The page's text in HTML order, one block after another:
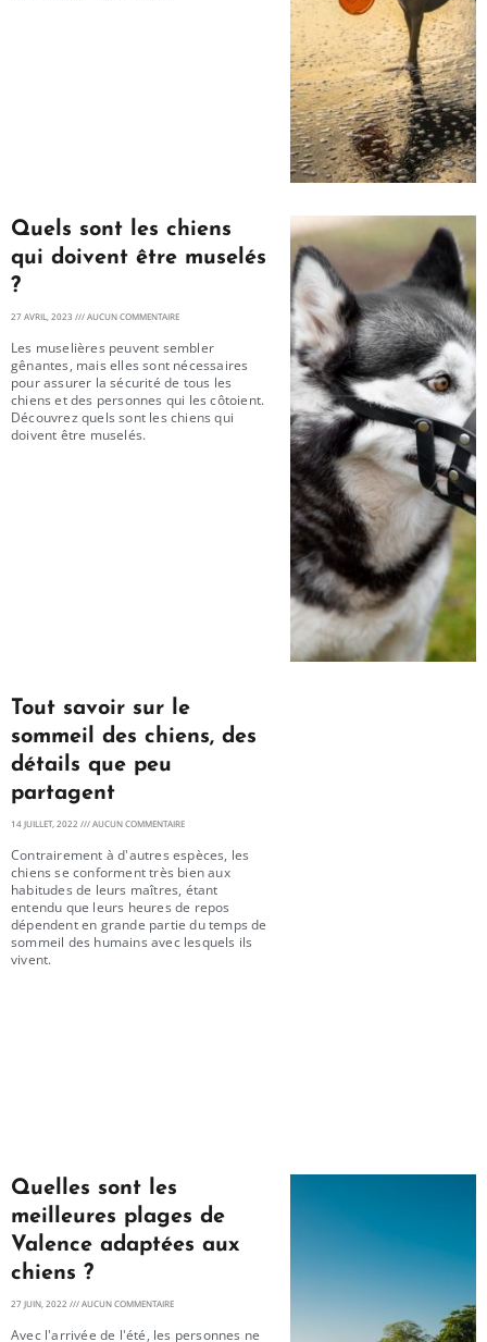
Quels sont les chiens
qui doivent être muselés
?
27 AVRIL, 2023 AUCUN COMMENTAIRE
Les muselières peuvent sembler
gênantes, mais elles sont nécessaires
pour assurer la sécurité de tous les
chiens et des personnes qui les côtoient.
Découvrez quels sont les chiens qui
doivent être muselés.
Tout savoir sur le
sommeil des chiens, des
détails que peu
partagent
14 JUILLET, 2022 AUCUN COMMENTAIRE
Contrairement à d'autres espèces, les
chiens se conforment très bien aux
habitudes de leurs maîtres, étant
entendu que leurs heures de repos
dépendent en grande partie du temps de
sommeil des humains avec lesquels ils
vivent.
Quelles sont les
meilleures plages de
Valence adaptées aux
chiens ?
27 JUIN, 2022 AUCUN COMMENTAIRE
Avec l'arrivée de l'été, les personnes ne